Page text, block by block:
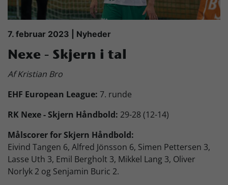
Presse
Samarbejdsklubber
Skjern Bank Grand Prix
Nyhedsbrev
Køb Billet
7. februar 2023 | Nyheder
Nexe - Skjern i tal
Af Kristian Bro
EHF European League: 7. runde
RK Nexe - Skjern Håndbold: 29-28 (12-14)
Målscorer for Skjern Håndbold:
Eivind Tangen 6, Alfred Jönsson 6, Simen Pettersen 3,
Lasse Uth 3, Emil Bergholt 3, Mikkel Lang 3, Oliver
Norlyk 2 og Senjamin Buric 2.